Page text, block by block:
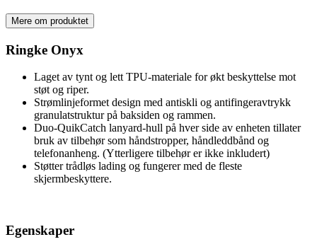
Mere om produktet
Ringke Onyx
Laget av tynt og lett TPU-materiale for økt beskyttelse mot
støt og riper.
Strømlinjeformet design med antiskli og antifingeravtrykk
granulatstruktur på baksiden og rammen.
Duo-QuikCatch lanyard-hull på hver side av enheten tillater
bruk av tilbehør som håndstropper, håndleddbånd og
telefonanheng. (Ytterligere tilbehør er ikke inkludert)
Støtter trådløs lading og fungerer med de fleste
skjermbeskyttere.
Egenskaper